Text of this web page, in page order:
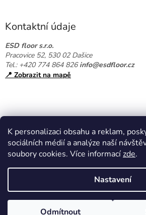
K personalizaci obsahu a reklam,
sociálních médií a analýze naší
soubory cookies. Více informacízde.
Nastavení
Odmítnout
Kontaktní údaje
ESD floor s.r.o.
Pracovice 52, 530 02 Dašice
Tel.: +420 774 864 826info@esdfloor.cz
📍 Zobrazit na mapě
Copyright 2026EPAshop.cz. Všechna